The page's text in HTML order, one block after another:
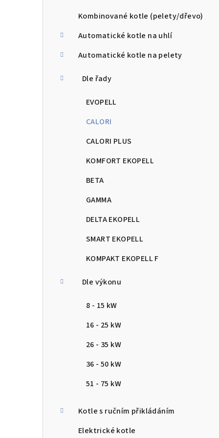
Kombinované kotle (pelety/dřevo)
Automatické kotle na uhlí
Automatické kotle na pelety
Dle řady
EVOPELL
CALORI
CALORI PLUS
KOMFORT EKOPELL
BETA
GAMMA
DELTA EKOPELL
SMART EKOPELL
KOMPAKT EKOPELL F
Dle výkonu
8 - 15 kW
16 - 25 kW
26 - 35 kW
36 - 50 kW
51 - 75 kW
Kotle s ručním přikládáním
Elektrické kotle